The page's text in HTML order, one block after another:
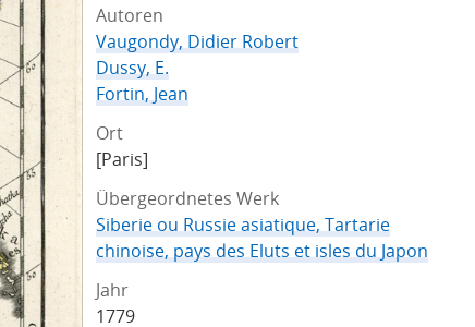
Autoren
Vaugondy, Didier Robert
Dussy, E.
Fortin, Jean
Ort
[Paris]
Übergeordnetes Werk
Siberie ou Russie asiatique, Tartarie
chinoise, pays des Eluts et isles du Japon
Jahr
1779